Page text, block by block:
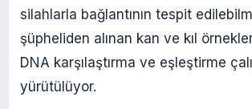
silahlarla bağlantının tespit
şüpheliden alınan kan ve kıl
DNA karşılaştırma ve eşleştirme
yürütülüyor.